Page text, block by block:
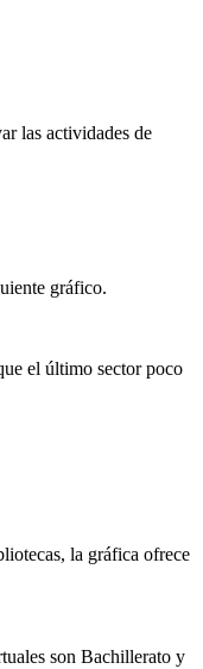
las actividades de
gráfico.
el último sector poco
la gráfica ofrece
son Bachillerato y